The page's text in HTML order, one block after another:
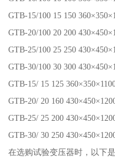
GTB-15/100 15 150
GTB-20/100 20 200
GTB-25/100 25 250
GTB-30/100 30 300
GTB-15/ 15 125
GTB-20/ 20 160
GTB-25/ 25 200
GTB-30/ 30 250
在选购试验变压器时，以下